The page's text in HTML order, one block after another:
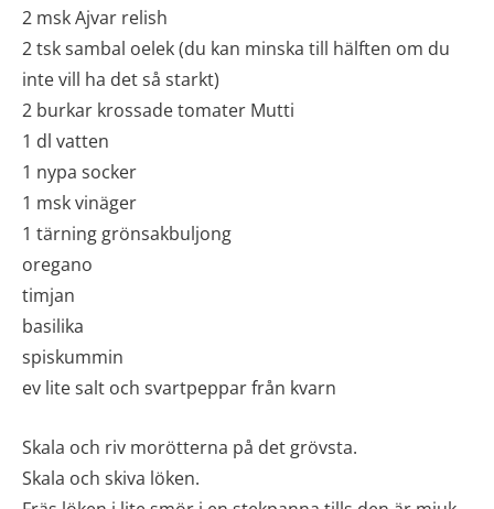
2 msk Ajvar relish
2 tsk sambal oelek (du kan minska till hälften om du
inte vill ha det så starkt)
2 burkar krossade tomater Mutti
1 dl vatten
1 nypa socker
1 msk vinäger
1 tärning grönsakbuljong
oregano
timjan
basilika
spiskummin
ev lite salt och svartpeppar från kvarn
Skala och riv morötterna på det grövsta.
Skala och skiva löken.